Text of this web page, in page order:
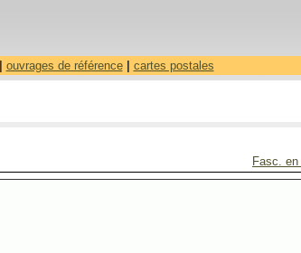
ouvrages de référence| cartes postales
Fasc.